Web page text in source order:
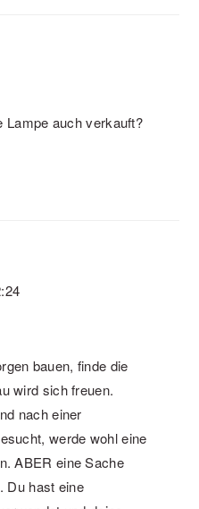
Lampe auch verkauft?
bauen, finde die
wird sich freuen.
nach einer
werde wohl eine
ABER eine Sache
Du hast eine